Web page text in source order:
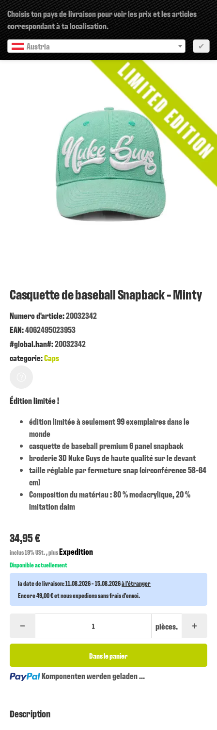
Choisis ton pays de livraison pour voir les prix et les articles
correspondant à ta localisation.
Austria
✔
pr?c?dent Prochain
Casquette de baseball Snapback - Minty
Numero d'article:20032342
EAN:4062495023953
#global.han#:20032342
categorie:Caps
Édition limitée !
édition limitée à seulement 99 exemplaires dans le
monde
casquette de baseball premium 6 panel snapback
broderie 3D Nuke Guys de haute qualité sur le devant
taille réglable par fermeture snap (circonférence 58-64
cm)
Composition du matériau : 80 % modacrylique, 20 %
imitation daim
34,95 €
inclus 19% USt. , plusExpedition
Disponible actuellement
la date de livraison:11.08.2026 - 15.08.2026à l'étranger
Encore 49,00 € et nous expedions sans frais d'envoi.
pièces.
Dans le panier
Loading...Komponenten werden geladen ...
Description